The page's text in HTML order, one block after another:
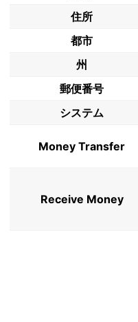
住所
都市
州
郵便番号
システム
Money Transfer
Receive Money